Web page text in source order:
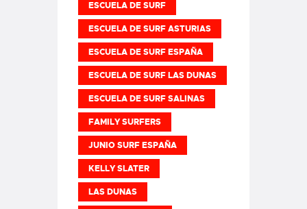
ESCUELA DE SURF
ESCUELA DE SURF ASTURIAS
ESCUELA DE SURF ESPAÑA
ESCUELA DE SURF LAS DUNAS
ESCUELA DE SURF SALINAS
FAMILY SURFERS
JUNIO SURF ESPAÑA
KELLY SLATER
LAS DUNAS